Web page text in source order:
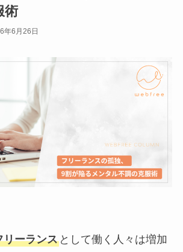
術
年6月26日
リーランスとして働く人々は増加